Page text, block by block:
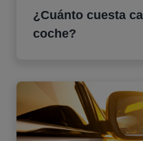
¿Cuánto cuesta
coche?